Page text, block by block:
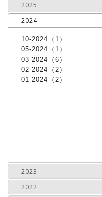
2025
2024
10-2024（1）
05-2024（1）
03-2024（6）
02-2024（2）
01-2024（2）
2023
2022